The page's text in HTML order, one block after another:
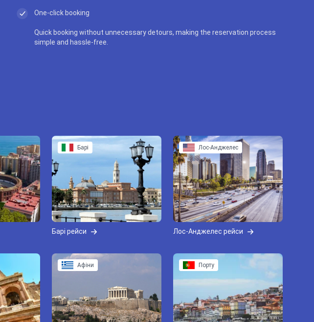
One-click booking
Quick booking without unnecessary detours, making the reservation process
simple and hassle-free.
Барі
Барі рейси
Лос-Анджелес
Лос-Анджелес рейси
Афіни Порту